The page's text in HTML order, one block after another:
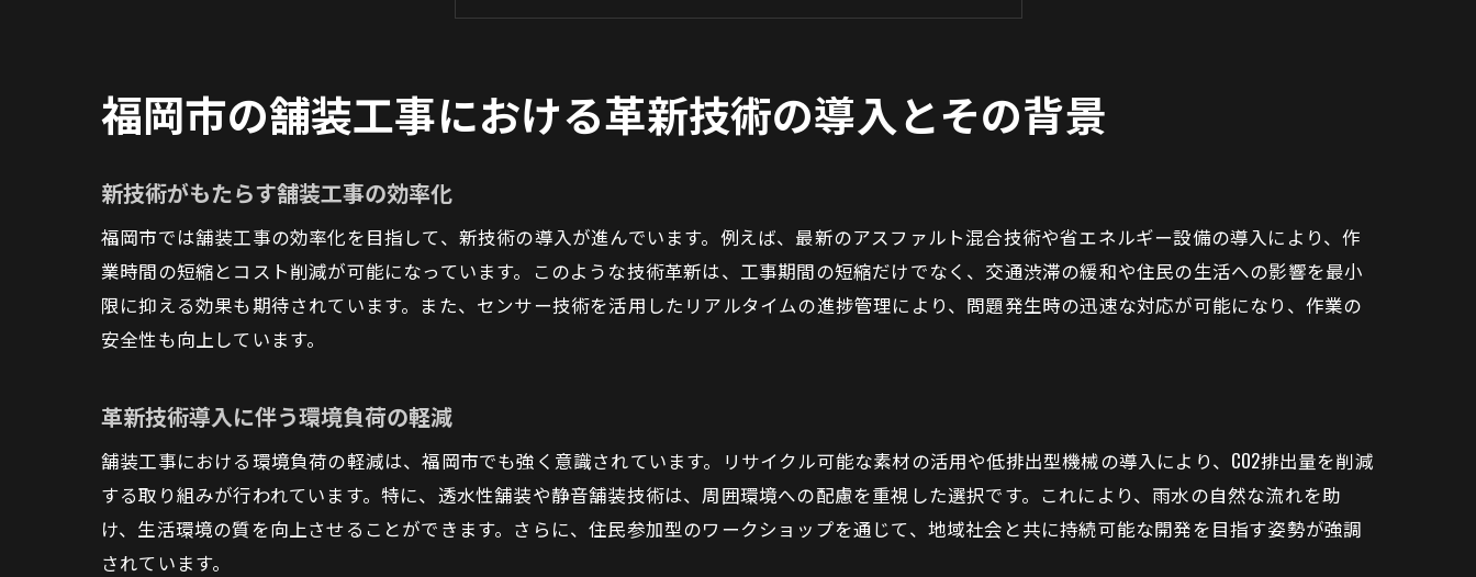
過去と未来：技術変遷の軌跡
安全性向上を目指した技術的取り組み
環境に優しい舗装材料が福岡市の未来を変える
環境に配慮した舗装材料の選択基準
エコ舗装の導入事例とその成果
環境改善に寄与する舗装材料の特性
舗装工事が生み出す雇用の機会
インフラ整備が地域産業に与える影響
福岡市の舗装工事における革新技術の導入とその背景
新技術がもたらす舗装工事の効率化
福岡市では舗装工事の効率化を目指して、新技術の導入が進んでいます。例えば、最新のアスファルト混合技術や省エネルギー設備の導入により、作
業時間の短縮とコスト削減が可能になっています。このような技術革新は、工事期間の短縮だけでなく、交通渋滞の緩和や住民の生活への影響を最小
限に抑える効果も期待されています。また、センサー技術を活用したリアルタイムの進捗管理により、問題発生時の迅速な対応が可能になり、作業の
安全性も向上しています。
革新技術導入に伴う環境負荷の軽減
舗装工事における環境負荷の軽減は、福岡市でも強く意識されています。リサイクル可能な素材の活用や低排出型機械の導入により、CO2排出量を削減
する取り組みが行われています。特に、透水性舗装や静音舗装技術は、周囲環境への配慮を重視した選択です。これにより、雨水の自然な流れを助
け、生活環境の質を向上させることができます。さらに、住民参加型のワークショップを通じて、地域社会と共に持続可能な開発を目指す姿勢が強調
されています。